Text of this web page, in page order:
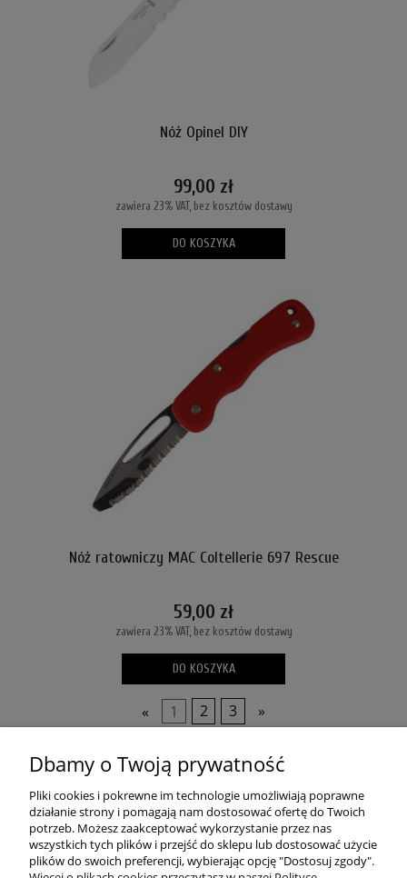
Nóż Opinel DIY
99,00 zł
zawiera 23% VAT, bez kosztów dostawy
DO KOSZYKA
Nóż ratowniczy MAC Coltellerie 697 Rescue
59,00 zł
zawiera 23% VAT, bez kosztów dostawy
DO KOSZYKA
« 1 2 3 »
POMOC
MOJE KONTO
PŁATNOŚCI I DOSTAWA
Dbamy o Twoją prywatność
Pliki cookies i pokrewne im technologie umożliwiają poprawne
działanie strony i pomagają nam dostosować ofertę do Twoich
potrzeb. Możesz zaakceptować wykorzystanie przez nas
wszystkich tych plików i przejść do sklepu lub dostosować użycie
plików do swoich preferencji, wybierając opcję "Dostosuj zgody".